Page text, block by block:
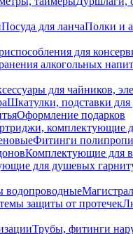
Посуда для ланчаПолки и
для
алкогольных
для чайников,
Шкатулки, подставки
Оформление подарков
комплектующие
Фитинги
Комплектующие для
для душевых
водопроводные
защиты от протечек
Трубы, фитинги